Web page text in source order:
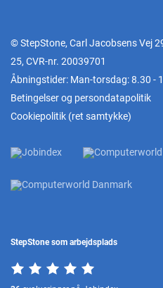
© StepStone, Carl Jacobsens Vej
25, CVR-nr. 20039701
Åbningstider: Man-torsdag: 8.30 -
Betingelser og persondatapolitik
Cookiepolitik (ret samtykke)
StepStone som arbejdsplads